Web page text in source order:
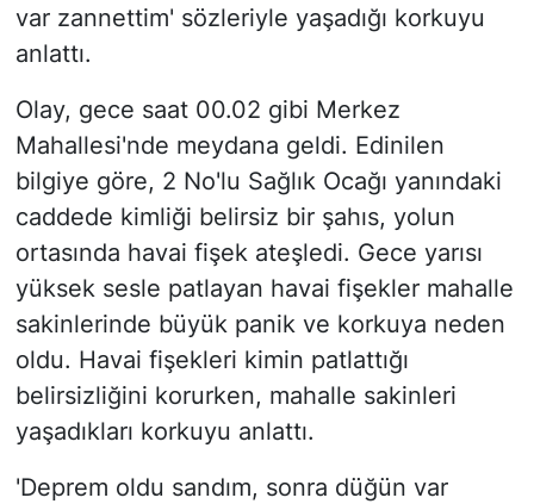
var zannettim' sözleriyle yaşadığı korkuyu
anlattı.
Olay, gece saat 00.02 gibi Merkez
Mahallesi'nde meydana geldi. Edinilen
bilgiye göre, 2 No'lu Sağlık Ocağı yanındaki
caddede kimliği belirsiz bir şahıs, yolun
ortasında havai fişek ateşledi. Gece yarısı
yüksek sesle patlayan havai fişekler mahalle
sakinlerinde büyük panik ve korkuya neden
oldu. Havai fişekleri kimin patlattığı
belirsizliğini korurken, mahalle sakinleri
yaşadıkları korkuyu anlattı.
'Deprem oldu sandım, sonra düğün var